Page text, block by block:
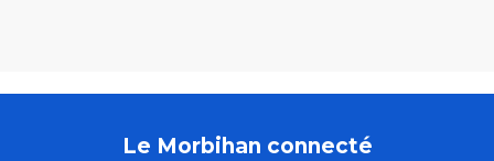
Le Morbihan connecté